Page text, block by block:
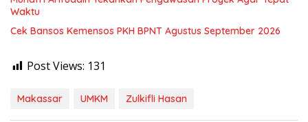
Waktu
Cek Bansos Kemensos PKH BPNT Agustus September 2026
Post Views: 131
Makassar UMKM Zulkifli Hasan